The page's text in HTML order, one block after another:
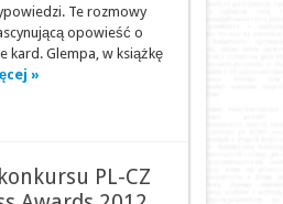
Te rozmowy
opowieść o
kard. Glempa, w książkę
»
PL-CZ